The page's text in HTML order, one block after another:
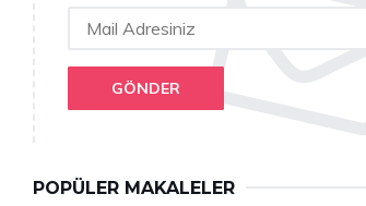
GÖNDER
POPÜLER MAKALELER